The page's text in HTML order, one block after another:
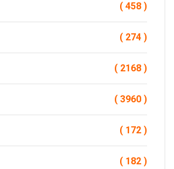
( 458 )
( 274 )
( 2168 )
( 3960 )
( 172 )
( 182 )